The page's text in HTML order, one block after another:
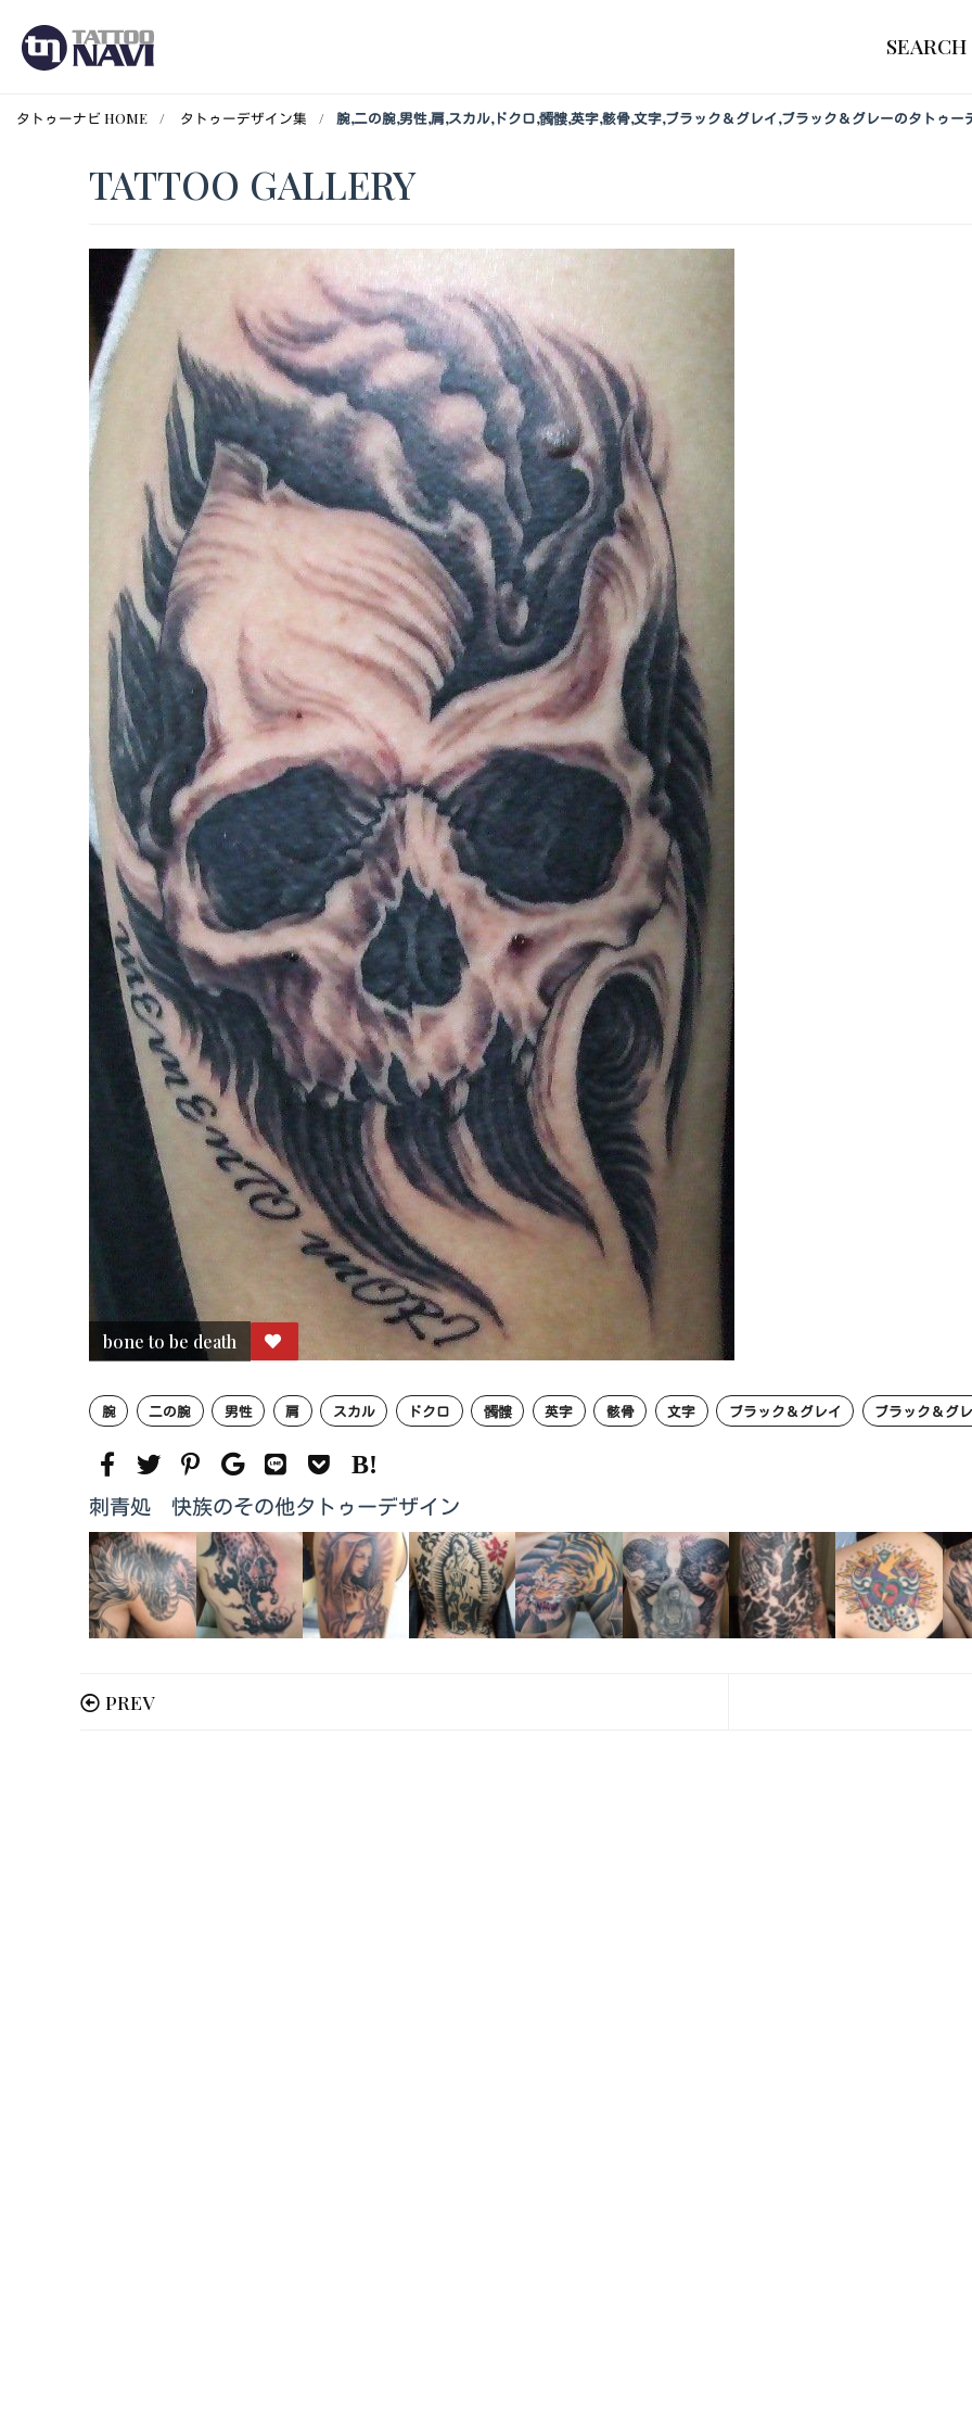
SEARCH
タトゥーナビ HOME タトゥーデザイン集 腕,二の腕,男性,肩,スカル,ドクロ,髑髏,英字,骸骨,文字,ブラック＆グレイ,ブラック＆グレーのタトゥー
TATTOO GALLERY
bone to be death
腕 二の腕 男性 肩 スカル ドクロ 髑髏 英字 骸骨 文字 ブラック＆グレイ ブラック＆グ
刺青処 快族のその他タトゥーデザイン
PREV